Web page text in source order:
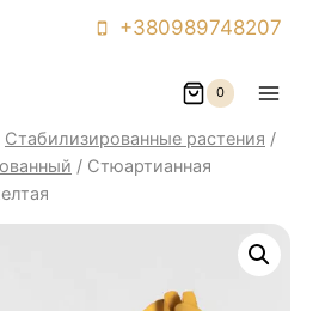
+380989748207
0
Стабилизированные растения /
/ Стюартианная